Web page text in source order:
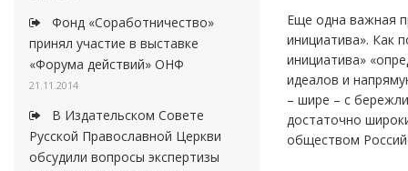
Фонд «Соработничество»
принял участие в выставке
«Форума действий» ОНФ
21.11.2014
В Издательском Совете
Русской Православной Церкви
обсудили вопросы экспертизы
Еще одна важная
инициатива». Как
инициатива»
идеалов и
– шире – с
достаточно
обществом